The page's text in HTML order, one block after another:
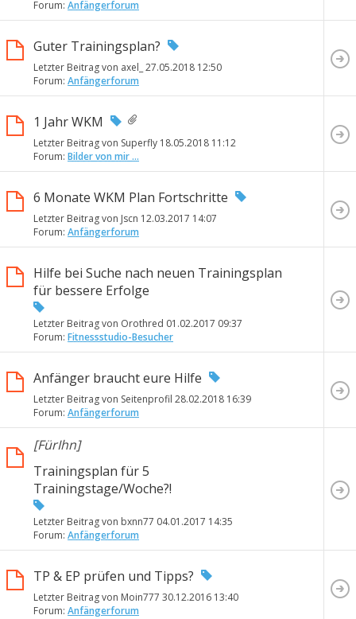
Forum: Anfängerforum
Guter Trainingsplan?
Letzter Beitrag von axel_ 27.05.2018 12:50
Forum: Anfängerforum
1 Jahr WKM
Letzter Beitrag von Superfly 18.05.2018 11:12
Forum: Bilder von mir ...
6 Monate WKM Plan Fortschritte
Letzter Beitrag von Jscn 12.03.2017 14:07
Forum: Anfängerforum
Hilfe bei Suche nach neuen Trainingsplan
für bessere Erfolge
Letzter Beitrag von Orothred 01.02.2017 09:37
Forum: Fitnessstudio-Besucher
Anfänger braucht eure Hilfe
Letzter Beitrag von Seitenprofil 28.02.2018 16:39
Forum: Anfängerforum
[FürIhn]
Trainingsplan für 5
Trainingstage/Woche?!
Letzter Beitrag von bxnn77 04.01.2017 14:35
Forum: Anfängerforum
TP & EP prüfen und Tipps?
Letzter Beitrag von Moin777 30.12.2016 13:40
Forum: Anfängerforum